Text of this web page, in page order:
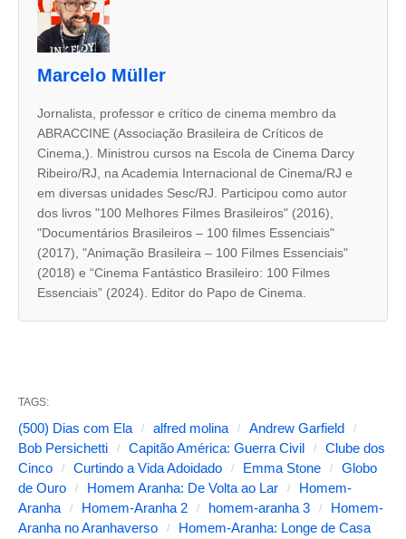
u
t
e
s
a
l
Marcelo Müller
Jornalista, professor e crítico de cinema membro da
ABRACCINE (Associação Brasileira de Críticos de
Cinema,). Ministrou cursos na Escola de Cinema Darcy
Ribeiro/RJ, na Academia Internacional de Cinema/RJ e
em diversas unidades Sesc/RJ. Participou como autor
dos livros "100 Melhores Filmes Brasileiros" (2016),
"Documentários Brasileiros – 100 filmes Essenciais"
(2017), "Animação Brasileira – 100 Filmes Essenciais"
(2018) e “Cinema Fantástico Brasileiro: 100 Filmes
Essenciais” (2024). Editor do Papo de Cinema.
TAGS:
(500) Dias com Ela alfred molina
Andrew Garfield
Bob Persichetti
Capitão América: Guerra Civil
Clube dos
Cinco
Curtindo a Vida Adoidado Emma Stone
Globo
de Ouro
Homem Aranha: De Volta ao Lar
Homem-
Aranha
Homem-Aranha 2 homem-aranha 3
Homem-
Aranha no Aranhaverso
Homem-Aranha: Longe de Casa